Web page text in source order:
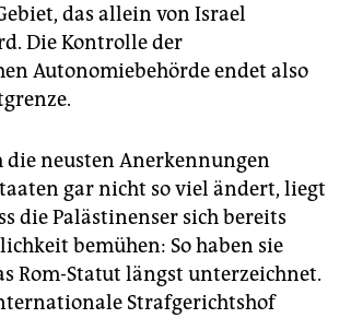
das allein von Israel
Die Kontrolle der
Autonomiebehörde endet also
die neusten Anerkennungen
gar nicht so viel ändert, liegt
die Palästinenser sich bereits
bemühen: So haben sie
Rom-Statut längst unterzeichnet.
Strafgerichtshof